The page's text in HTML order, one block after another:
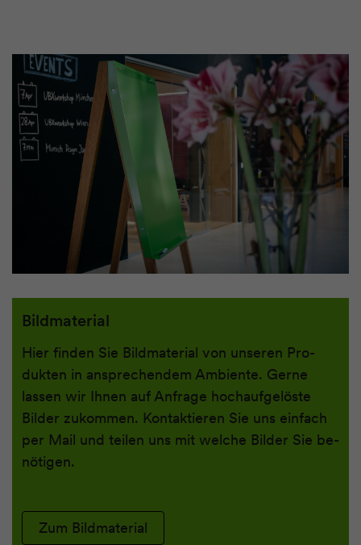
Bildmaterial
Hier finden Sie Bild­material von unseren Pro­
dukten in an­sprechendem Ambiente. Gerne
lassen wir Ihnen auf An­frage hoch­auf­ge­löste
Bilder zukommen. Kon­tak­tieren Sie uns einfach
per Mail und teilen uns mit welche Bilder Sie be­
nötigen. ­
Zum Bildmaterial